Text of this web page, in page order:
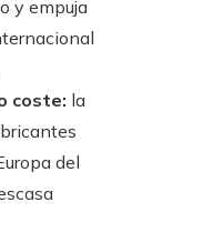
y empuja
coste: la
del